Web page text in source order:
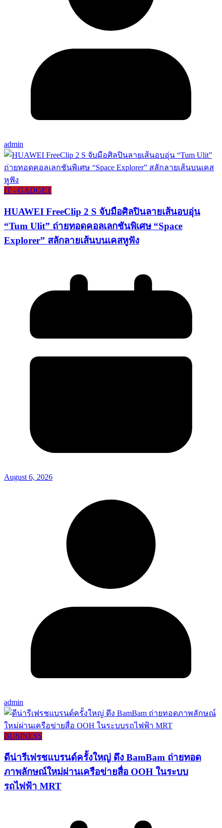
admin
IT - GADGET
HUAWEI FreeClip 2 S จับมือศิลปินลายเส้นอบอุ่น
“Tum Ulit” ถ่ายทอดคอลเลกชันพิเศษ “Space
Explorer” สลักลายเส้นบนเคสหูฟัง
August 6, 2026
admin
BUSINESS
ดีน่ารีเฟรชแบรนด์ครั้งใหญ่ ดึง BamBam ถ่ายทอด
ภาพลักษณ์ใหม่ผ่านเครือข่ายสื่อ OOH ในระบบ
รถไฟฟ้า MRT